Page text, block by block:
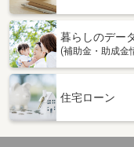
暮らしのデー
(補助金・助成金
住宅ローン